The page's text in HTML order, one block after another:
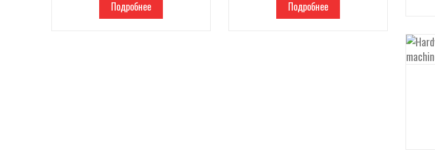
полировальная машина
Подробнее
стула
Подробнее